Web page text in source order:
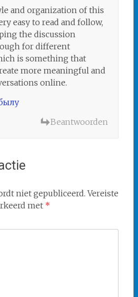
and organization of this
easy to read and follow,
the discussion
for different
is something that
more meaningful and
online.
Beantwoorden
niet gepubliceerd. Vereiste
met *